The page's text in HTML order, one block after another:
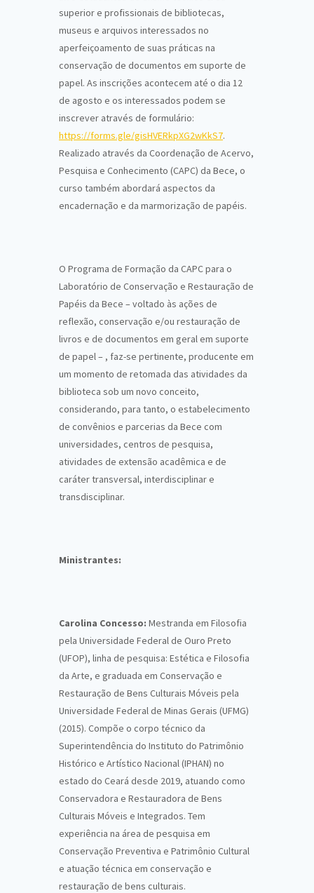
superior e profissionais de bibliotecas,
museus e arquivos interessados no
aperfeiçoamento de suas práticas na
conservação de documentos em suporte de
papel. As inscrições acontecem até o dia 12
de agosto e os interessados podem se
inscrever através de formulário:
https://forms.gle/gisHVERkpXG2wKkS7.
Realizado através da Coordenação de Acervo,
Pesquisa e Conhecimento (CAPC) da Bece, o
curso também abordará aspectos da
encadernação e da marmorização de papéis.
O Programa de Formação da CAPC para o
Laboratório de Conservação e Restauração de
Papéis da Bece – voltado às ações de
reflexão, conservação e/ou restauração de
livros e de documentos em geral em suporte
de papel – , faz-se pertinente, producente em
um momento de retomada das atividades da
biblioteca sob um novo conceito,
considerando, para tanto, o estabelecimento
de convênios e parcerias da Bece com
universidades, centros de pesquisa,
atividades de extensão acadêmica e de
caráter transversal, interdisciplinar e
transdisciplinar.
Ministrantes:
Carolina Concesso: Mestranda em Filosofia
pela Universidade Federal de Ouro Preto
(UFOP), linha de pesquisa: Estética e Filosofia
da Arte, e graduada em Conservação e
Restauração de Bens Culturais Móveis pela
Universidade Federal de Minas Gerais (UFMG)
(2015). Compõe o corpo técnico da
Superintendência do Instituto do Patrimônio
Histórico e Artístico Nacional (IPHAN) no
estado do Ceará desde 2019, atuando como
Conservadora e Restauradora de Bens
Culturais Móveis e Integrados. Tem
experiência na área de pesquisa em
Conservação Preventiva e Patrimônio Cultural
e atuação técnica em conservação e
restauração de bens culturais.